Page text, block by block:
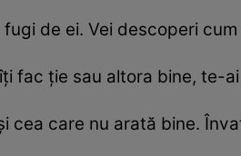
de ei. Vei descoperi cum
fac ţie sau altora bine, te-
care nu arată bine.